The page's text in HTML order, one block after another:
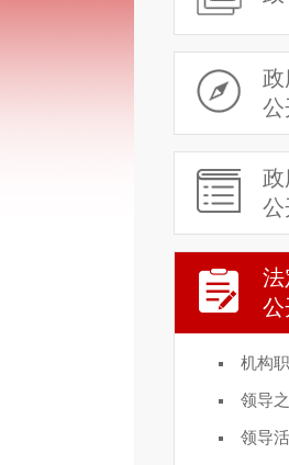
政
公
政
公
法
公
机构
领导
领导